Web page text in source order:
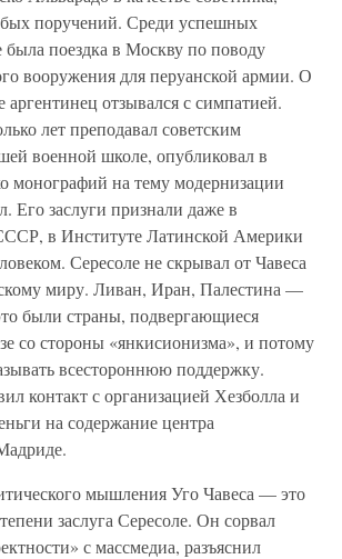
поручений. Среди успешных
была поездка в Москву по поводу
вооружения для перуанской армии. О
отзывался с симпатией.
лет преподавал советским
военной школе, опубликовал в
монографий на тему модернизации
Его заслуги признали даже в
в Институте Латинской Америки
Сересоле не скрывал от Чавеса
миру. Ливан, Иран, Палестина —
были страны, подвергающиеся
со стороны «янкисионизма», и потому
всестороннюю поддержку.
контакт с организацией Хезболла и
на содержание центра
мышления Уго Чавеса — это
заслуга Сересоле. Он сорвал
с массмедиа, разъяснил